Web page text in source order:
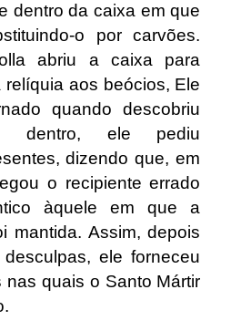
dentro da caixa em que
o por carvões.
abriu a caixa para
relíquia aos beócios, Ele
quando descobriu
dentro, ele pediu
dizendo que, em
o recipiente errado
àquele em que a
mantida. Assim, depois
ele forneceu
quais o Santo Mártir